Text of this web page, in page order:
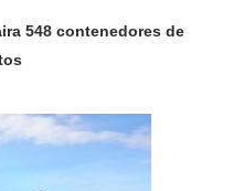
2026 en el estado
Agosto Escuelas
548 contenedores de